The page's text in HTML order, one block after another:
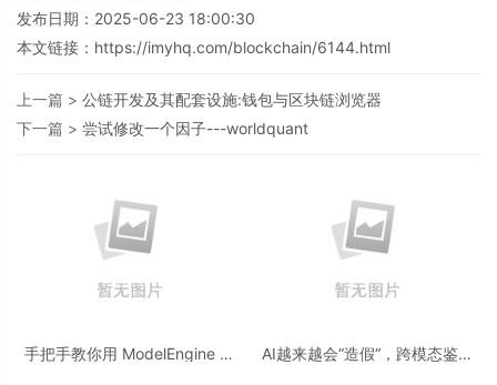
发布日期：2025-06-23 18:00:30
本文链接： https://imyhq.com/blockchain/6144.html
上一篇 > 公链开发及其配套设施:钱包与区块链浏览器
下一篇 > 尝试修改一个因子---worldquant
手把手教你用 ModelEngine 打
AI越来越会“造假“，跨模态鉴伪